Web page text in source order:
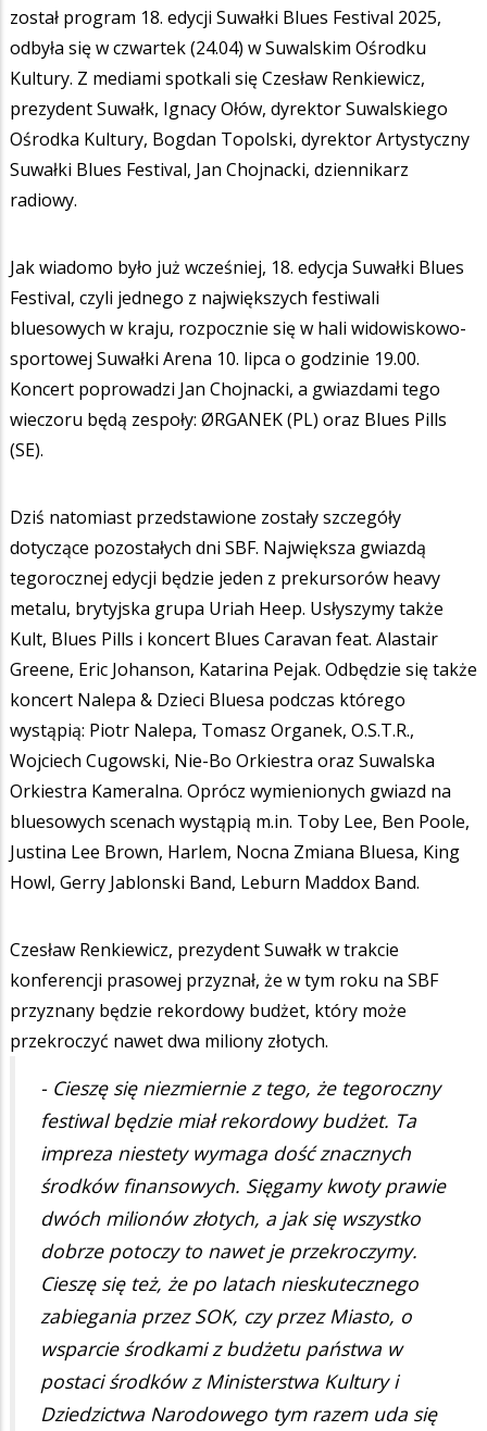
został program 18. edycji Suwałki Blues Festival 2025,
odbyła się w czwartek (24.04) w Suwalskim Ośrodku
Kultury. Z mediami spotkali się Czesław Renkiewicz,
prezydent Suwałk, Ignacy Ołów, dyrektor Suwalskiego
Ośrodka Kultury, Bogdan Topolski, dyrektor Artystyczny
Suwałki Blues Festival, Jan Chojnacki, dziennikarz
radiowy.
Jak wiadomo było już wcześniej, 18. edycja Suwałki Blues
Festival, czyli jednego z największych festiwali
bluesowych w kraju, rozpocznie się w hali widowiskowo-
sportowej Suwałki Arena 10. lipca o godzinie 19.00.
Koncert poprowadzi Jan Chojnacki, a gwiazdami tego
wieczoru będą zespoły: ØRGANEK (PL) oraz Blues Pills
(SE).
Dziś natomiast przedstawione zostały szczegóły
dotyczące pozostałych dni SBF. Największa gwiazdą
tegorocznej edycji będzie jeden z prekursorów heavy
metalu, brytyjska grupa Uriah Heep. Usłyszymy także
Kult, Blues Pills i koncert Blues Caravan feat. Alastair
Greene, Eric Johanson, Katarina Pejak. Odbędzie się także
koncert Nalepa & Dzieci Bluesa podczas którego
wystąpią: Piotr Nalepa, Tomasz Organek, O.S.T.R.,
Wojciech Cugowski, Nie-Bo Orkiestra oraz Suwalska
Orkiestra Kameralna. Oprócz wymienionych gwiazd na
bluesowych scenach wystąpią m.in. Toby Lee, Ben Poole,
Justina Lee Brown, Harlem, Nocna Zmiana Bluesa, King
Howl, Gerry Jablonski Band, Leburn Maddox Band.
Czesław Renkiewicz, prezydent Suwałk w trakcie
konferencji prasowej przyznał, że w tym roku na SBF
przyznany będzie rekordowy budżet, który może
przekroczyć nawet dwa miliony złotych.
- Cieszę się niezmiernie z tego, że tegoroczny
festiwal będzie miał rekordowy budżet. Ta
impreza niestety wymaga dość znacznych
środków finansowych. Sięgamy kwoty prawie
dwóch milionów złotych, a jak się wszystko
dobrze potoczy to nawet je przekroczymy.
Cieszę się też, że po latach nieskutecznego
zabiegania przez SOK, czy przez Miasto, o
wsparcie środkami z budżetu państwa w
postaci środków z Ministerstwa Kultury i
Dziedzictwa Narodowego tym razem uda się